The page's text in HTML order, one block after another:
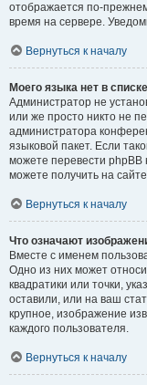
отображается по-
время на сервере.
Вернуться к началу
Моего языка нет в
Администратор не
или же просто никто не
администратора
языковой пакет. Если
можете перевести
можете получить на сайте
Вернуться к началу
Что означают
Вместе с именем
Одно из них может
квадратики или точки,
оставили, или на ваш
крупное, изображение
каждого пользователя.
Вернуться к началу